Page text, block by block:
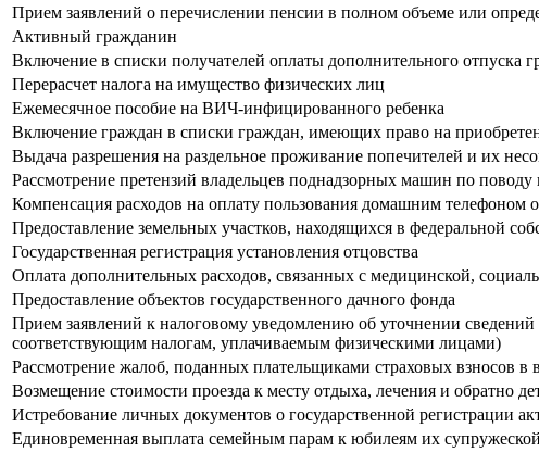
Прием заявлений о перечислении пенсии в полном объеме или
Активный гражданин
Включение в списки получателей оплаты дополнительного
Перерасчет налога на имущество физических лиц
Ежемесячное пособие на ВИЧ-инфицированного ребенка
Включение граждан в списки граждан, имеющих право на
Выдача разрешения на раздельное проживание попечителей и их
Рассмотрение претензий владельцев поднадзорных машин по
Компенсация расходов на оплату пользования домашним телефоном
Предоставление земельных участков, находящихся в федеральной
Государственная регистрация установления отцовства
Оплата дополнительных расходов, связанных с медицинской,
Предоставление объектов государственного дачного фонда
Прием заявлений к налоговому уведомлению об уточнении
соответствующим налогам, уплачиваемым физическими лицами)
Рассмотрение жалоб, поданных плательщиками страховых взносов
Возмещение стоимости проезда к месту отдыха, лечения и обратно
Истребование личных документов о государственной регистрации
Единовременная выплата семейным парам к юбилеям их